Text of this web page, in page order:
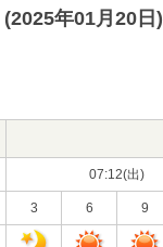
(2025年01月20日)
07:12(出)
3 6 9